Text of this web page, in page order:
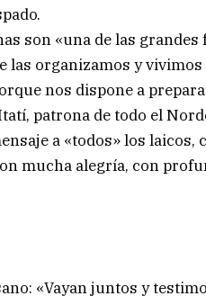
son «una de las
las organizamos y
nos dispone a
patrona de todo el
a «todos» los
mucha alegría, con
«Vayan juntos y